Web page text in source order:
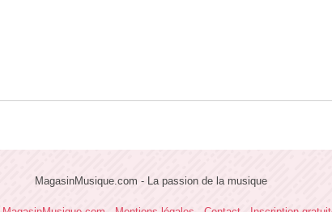
MagasinMusique.com - La passion de la musique